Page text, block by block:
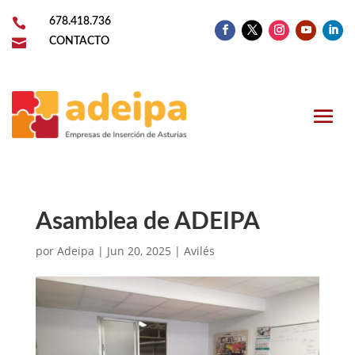
 678.418.736
 CONTACTO
Asamblea de ADEIPA
por Adeipa | Jun 20, 2025 | Avilés